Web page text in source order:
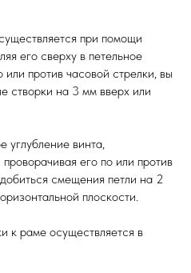
при помощи
его сверху в петельное
против часовой стрелки, вы
створки на 3 мм вверх или
углубление винта,
его по или против
смещения петли на 2
плоскости.
к раме осуществляется в